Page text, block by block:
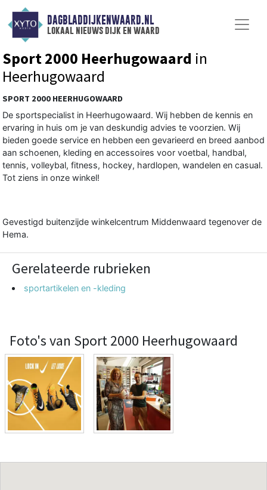
DAGBLADDIJKENWAARD.NL
lokaal nieuws dijk en waard
Sport 2000 Heerhugowaard in
Heerhugowaard
SPORT 2000 HEERHUGOWAARD
De sportspecialist in Heerhugowaard. Wij hebben de kennis en
ervaring in huis om je van deskundig advies te voorzien. Wij
bieden goede service en hebben een gevarieerd en breed aanbod
aan schoenen, kleding en accessoires voor voetbal, handbal,
tennis, volleybal, fitness, hockey, hardlopen, wandelen en casual.
Tot ziens in onze winkel!
Gevestigd buitenzijde winkelcentrum Middenwaard tegenover de
Hema.
Gerelateerde rubrieken
sportartikelen en -kleding
Foto's van Sport 2000 Heerhugowaard